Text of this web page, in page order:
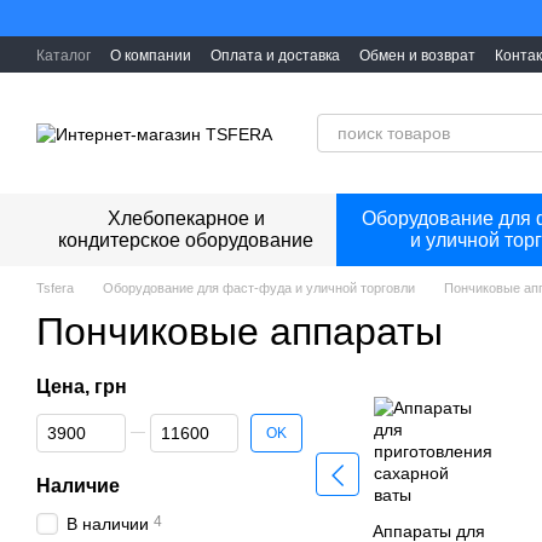
Каталог О компании Оплата и доставка Обмен и возврат
Хлебопекарное и
кондитерское оборудование
Оборудование для
и уличной
Tsfera Оборудование для фаст-фуда и уличной торговли Пончиковые
Пончиковые аппараты
Аппараты для
Цена, грн
От Цена, грн
До Цена, грн OK
Наличие
В наличии 4